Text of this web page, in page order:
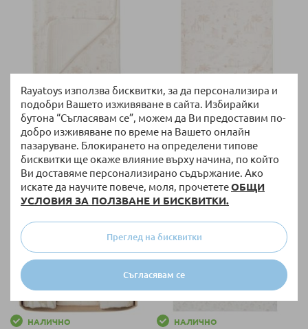
Rayatoys използва бисквитки, за да персонализира и
подобри Вашето изживяване в сайта. Избирайки
бутона “Съгласявам се”, можем да Ви предоставим по-
добро изживяване по време на Вашето онлайн
пазаруване. Блокирането на определени типове
бисквитки ще окаже влияние върху начина, по който
Ви доставяме персонализирано съдържание. Ако
искате да научите повече, моля, прочететеОБЩИ
УСЛОВИЯ ЗА ПОЛЗВАНЕ И БИСКВИТКИ.
Съгласявам се
Преглед на бисквитки
НАЛИЧНО
Бебешко одеяло Bimbidreams
NOE 80x110 см.
34,90 € / 68,26 лв.
НАЛИЧНО
Бебешки чаршаф с ластик
Bimbidreams NOE 70x140 см.
23,90 € /
НАЛИЧНО НАЛИЧНО